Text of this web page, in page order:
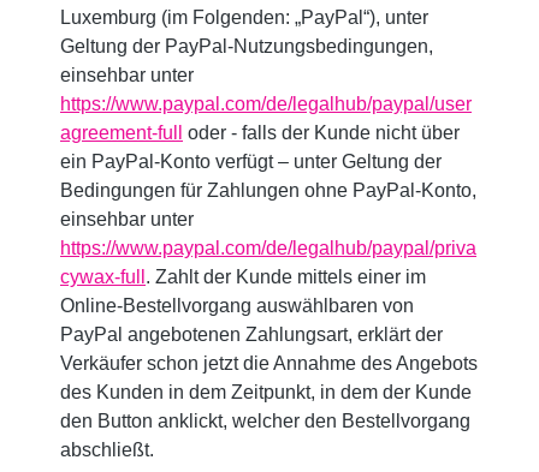
Luxemburg (im Folgenden: „PayPal“), unter
Geltung der PayPal-Nutzungsbedingungen,
einsehbar unter
https://www.paypal.com/de/legalhub/paypal/user
agreement-full
oder - falls der Kunde nicht über
ein PayPal-Konto verfügt – unter Geltung der
Bedingungen für Zahlungen ohne PayPal-Konto,
einsehbar unter
https://www.paypal.com/de/legalhub/paypal/priva
cywax-full . Zahlt der Kunde mittels einer im
Online-Bestellvorgang auswählbaren von
PayPal angebotenen Zahlungsart, erklärt der
Verkäufer schon jetzt die Annahme des Angebots
des Kunden in dem Zeitpunkt, in dem der Kunde
den Button anklickt, welcher den Bestellvorgang
abschließt.